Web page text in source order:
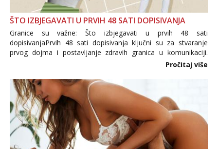
ŠTO IZBJEGAVATI U PRVIH 48 SATI DOPISIVANJA
Granice su važne: Što izbjegavati u prvih 48 sati
dopisivanjaPrvih 48 sati dopisivanja ključni su za stvaranje
prvog dojma i postavljanje zdravih granica u komunikaciji.
Važno je izbjeći prebrzo otkrivanje osobnih ili intimnih
informacija, jer nepoznata osoba još nije zaslužila to
povjerenje. Takođe...
Pročitaj više